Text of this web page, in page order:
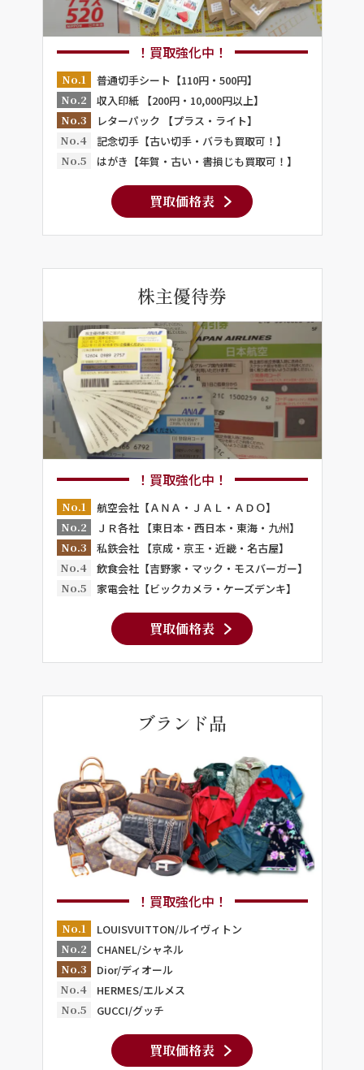
！買取強化中！
No.1
普通切手シート【110円・500円】
No.2
収入印紙 【200円・10,000円以上】
No.3
レターパック 【プラス・ライト】
No.4
記念切手【古い切手・バラも買取可！】
No.5
はがき【年賀・古い・書損じも買取可！】
買取価格表
株主優待券
！買取強化中！
No.1
航空会社【ＡＮＡ・ＪＡＬ・ＡＤＯ】
No.2
ＪＲ各社 【東日本・西日本・東海・九州】
No.3
私鉄会社 【京成・京王・近畿・名古屋】
No.4
飲食会社【吉野家・マック・モスバーガー】
No.5
家電会社【ビックカメラ・ケーズデンキ】
買取価格表
ブランド品
！買取強化中！
No.1
LOUISVUITTON/ルイヴィトン
No.2
CHANEL/シャネル
No.3
Dior/ディオール
No.4
HERMES/エルメス
No.5
GUCCI/グッチ
買取価格表